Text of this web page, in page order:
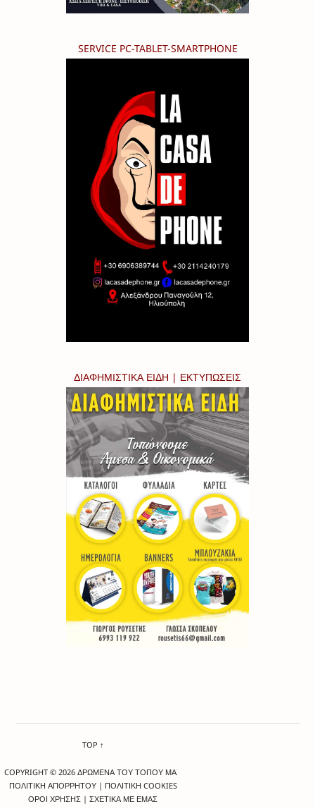
SERVICE PC-TABLET-SMARTPHONE
ΔΙΑΦΗΜΙΣΤΙΚΑ ΕΙΔΗ | ΕΚΤΥΠΩΣΕΙΣ
TOP ↑
COPYRIGHT © 2026 ΔΡΩΜΕΝΑ ΤΟΥ ΤΟΠΟΥ ΜΑΣ
ΠΟΛΙΤΙΚΗ ΑΠΟΡΡΗΤΟΥ| ΠΟΛΙΤΙΚΗ COOKIES
ΟΡΟΙ ΧΡΗΣΗΣ |ΣΧΕΤΙΚΑ ΜΕ ΕΜΑΣ